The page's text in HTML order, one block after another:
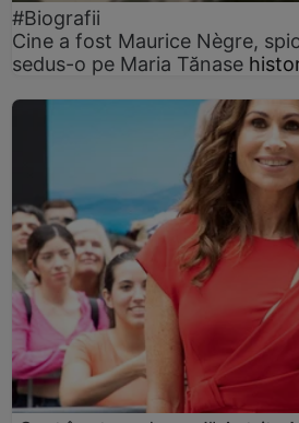
#Biografii
Cine a fost Maurice Nègre,
sedus-o pe Maria Tănase